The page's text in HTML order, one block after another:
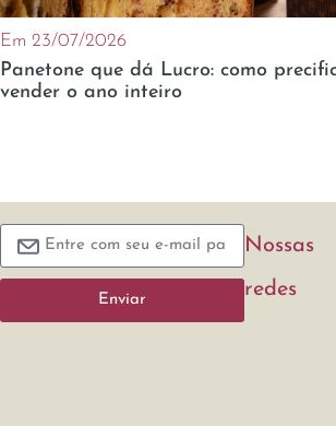
Em 23/07/2026
Panetone que dá Lucro: como
vender o ano inteiro
Enviar
Nossas
redes